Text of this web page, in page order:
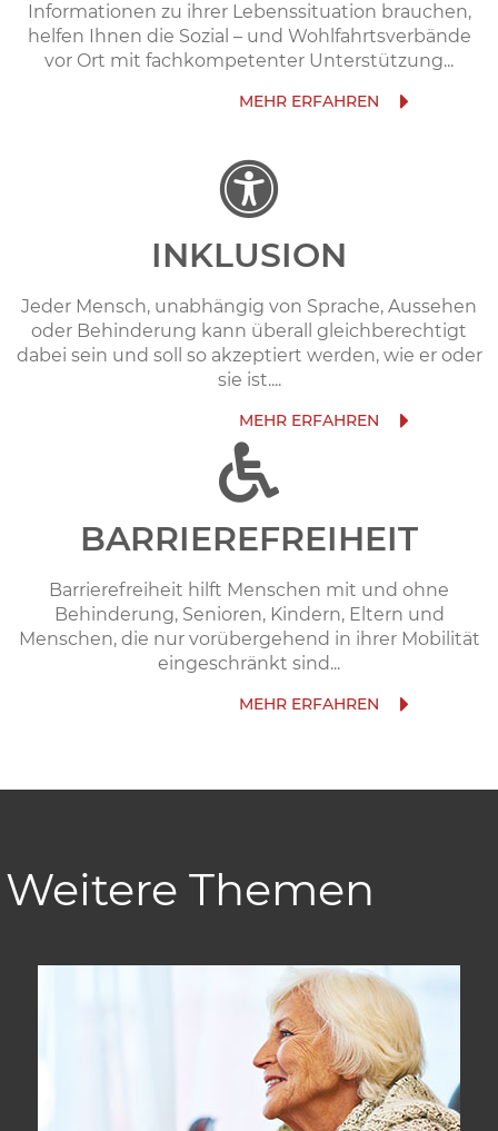
Informationen zu ihrer Lebenssituation brauchen,
helfen Ihnen die Sozial – und Wohlfahrtsverbände
vor Ort mit fachkompetenter Unterstützung...
INKLUSION
Jeder Mensch, unabhängig von Sprache, Aussehen
oder Behinderung kann überall gleichberechtigt
dabei sein und soll so akzeptiert werden, wie er oder
sie ist....
BARRIEREFREIHEIT
Barrierefreiheit hilft Menschen mit und ohne
Behinderung, Senioren, Kindern, Eltern und
Menschen, die nur vorübergehend in ihrer Mobilität
eingeschränkt sind...
Weitere Themen